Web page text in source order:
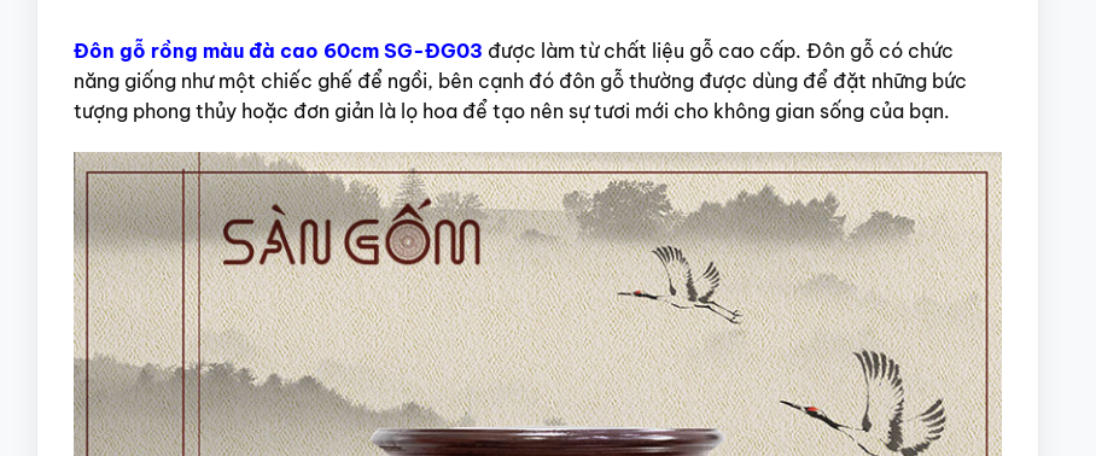
Đôn gỗ rồng màu đà cao 60cm SG-ĐG03 được làm từ chất liệu gỗ cao cấp. Đôn gỗ có chức
năng giống như một chiếc ghế để ngồi, bên cạnh đó đôn gỗ thường được dùng để đặt những bức
tượng phong thủy hoặc đơn giản là lọ hoa để tạo nên sự tươi mới cho không gian sống của bạn.